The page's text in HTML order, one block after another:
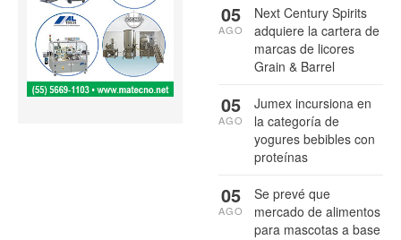
Next Century Spirits
adquiere la cartera de
marcas de licores
Grain & Barrel
05
AGO
Jumex incursiona en
la categoría de
yogures bebibles con
proteínas
05
AGO
Se prevé que
mercado de alimentos
para mascotas a base
05
AGO